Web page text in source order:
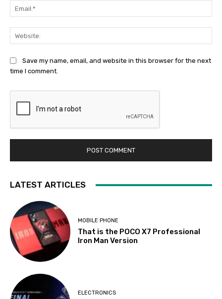
Save my name, email, and website in this browser for the next
time I comment.
LATEST ARTICLES
MOBILE PHONE
That is the POCO X7 Professional
Iron Man Version
ELECTRONICS